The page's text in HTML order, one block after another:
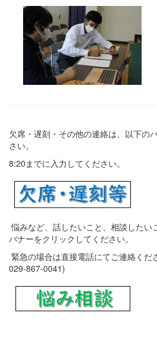
欠席・遅刻・その他の連絡は、以下の
さい。
8:20までに入力してください。
悩みなど、話したいこと、相談したい
バナーをクリックしてください。
緊急の場合は直接電話にてご連絡く
029-867-0041)